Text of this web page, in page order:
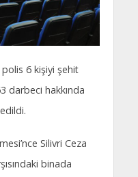
polis 6 kişiyi şehit
darbeci hakkında
Silivri Ceza
binada